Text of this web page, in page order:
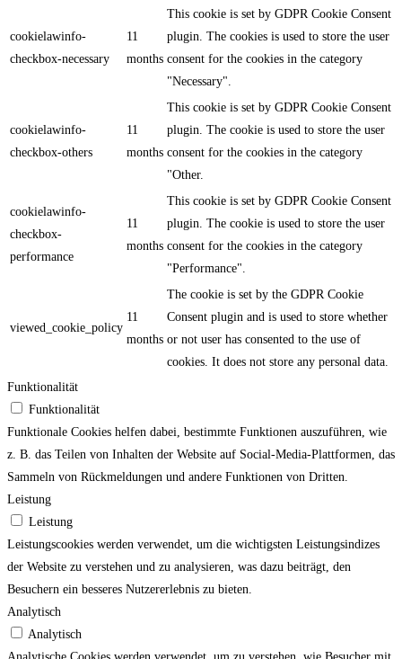
cookielawinfo-
checkbox-necessary
11
months
This cookie is set by GDPR Cookie Consent
plugin. The cookies is used to store the user
consent for the cookies in the category
"Necessary".
cookielawinfo-
checkbox-others
11
months
This cookie is set by GDPR Cookie Consent
plugin. The cookie is used to store the user
consent for the cookies in the category
"Other.
cookielawinfo-
checkbox-
performance
11
months
This cookie is set by GDPR Cookie Consent
plugin. The cookie is used to store the user
consent for the cookies in the category
"Performance".
viewed_cookie_policy
11
months
The cookie is set by the GDPR Cookie
Consent plugin and is used to store whether
or not user has consented to the use of
cookies. It does not store any personal data.
Funktionalität
Funktionalität
Funktionale Cookies helfen dabei, bestimmte Funktionen auszuführen, wie
z. B. das Teilen von Inhalten der Website auf Social-Media-Plattformen, das
Sammeln von Rückmeldungen und andere Funktionen von Dritten.
Leistung
Leistung
Leistungscookies werden verwendet, um die wichtigsten Leistungsindizes
der Website zu verstehen und zu analysieren, was dazu beiträgt, den
Besuchern ein besseres Nutzererlebnis zu bieten.
Analytisch
Analytisch